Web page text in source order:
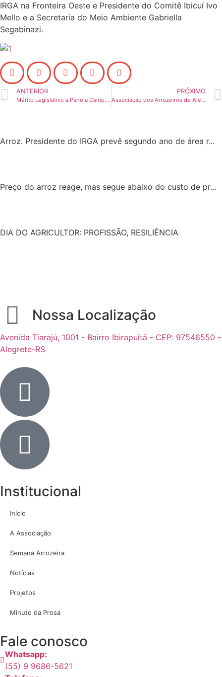
IRGA na Fronteira Oeste e Presidente do Comitê Ibicuí Ivo
Mello e a Secretaria do Meio Ambiente Gabriella
Segabinazi.
ANTERIOR
Mérito Legislativo a Panela Campeira
PRÓXIMO
Associação dos Arrozeiros de Alegrete participa de encontro organizado pela Farsul e Federarroz
Arroz. Presidente do IRGA prevê segundo ano de área r...
Preço do arroz reage, mas segue abaixo do custo de pr...
DIA DO AGRICULTOR: PROFISSÃO, RESILIÊNCIA
Nossa Localização
Avenida Tiarajú, 1001 - Bairro Ibirapuitã - CEP: 97546550 -
Alegrete-RS
Institucional
Início
A Associação
Semana Arrozeira
Notícias
Projetos
Minuto da Prosa
Fale conosco
Whatsapp:
(55) 9 9686-5621